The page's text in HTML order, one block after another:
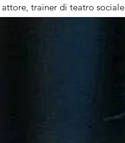
attore, trainer di teatro sociale